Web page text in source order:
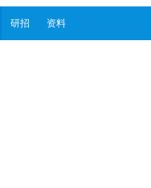
研招 资料